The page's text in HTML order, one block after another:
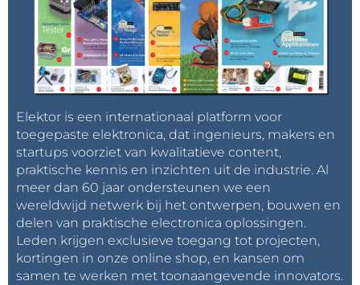
Elektor is een internationaal platform voor
toegepaste elektronica, dat ingenieurs, makers en
startups voorziet van kwalitatieve content,
praktische kennis en inzichten uit de industrie. Al
meer dan 60 jaar ondersteunen we een
wereldwijd netwerk bij het ontwerpen, bouwen en
delen van praktische electronica oplossingen.
Leden krijgen exclusieve toegang tot projecten,
kortingen in onze online shop, en kansen om
samen te werken met toonaangevende innovators.